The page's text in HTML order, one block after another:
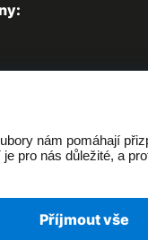
nám pomáhají
pro nás důležité, a
Příjmout vše